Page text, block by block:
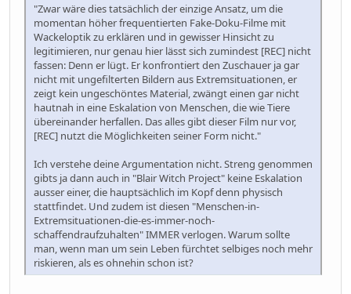
"Zwar wäre dies tatsächlich der einzige Ansatz, um die
momentan höher frequentierten Fake-Doku-Filme mit
Wackeloptik zu erklären und in gewisser Hinsicht zu
legitimieren, nur genau hier lässt sich zumindest [REC] nicht
fassen: Denn er lügt. Er konfrontiert den Zuschauer ja gar
nicht mit ungefilterten Bildern aus Extremsituationen, er
zeigt kein ungeschöntes Material, zwängt einen gar nicht
hautnah in eine Eskalation von Menschen, die wie Tiere
übereinander herfallen. Das alles gibt dieser Film nur vor,
[REC] nutzt die Möglichkeiten seiner Form nicht."
Ich verstehe deine Argumentation nicht. Streng genommen
gibts ja dann auch in "Blair Witch Project" keine Eskalation
ausser einer, die hauptsächlich im Kopf denn physisch
stattfindet. Und zudem ist diesen "Menschen-in-
Extremsituationen-die-es-immer-noch-
schaffendraufzuhalten" IMMER verlogen. Warum sollte
man, wenn man um sein Leben fürchtet selbiges noch mehr
riskieren, als es ohnehin schon ist?